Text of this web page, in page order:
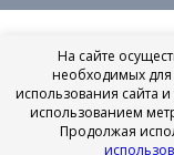
На сайте
необходимых для
использования сайта
использованием
Продолжая